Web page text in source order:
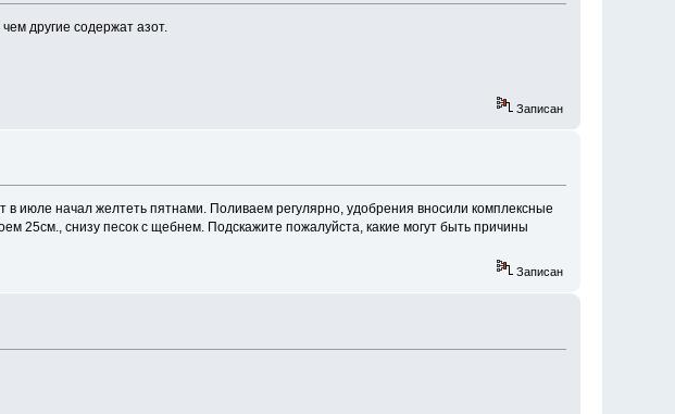
другие содержат азот.
Записан
в июле начал желтеть пятнами. Поливаем регулярно, удобрения вносили комплексные
25см., снизу песок с щебнем. Подскажите пожалуйста, какие могут быть причины
Записан